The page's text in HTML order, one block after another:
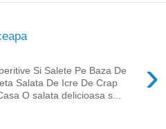
›
Si Salete Pe Baza De
Salata De Icre De Crap
O salata delicioasa s...